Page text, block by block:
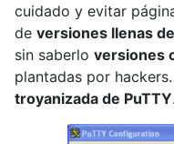
cuidado y evitar
de versiones llenas
sin saberlo versiones
plantadas por
troyanizada de PuTTY.